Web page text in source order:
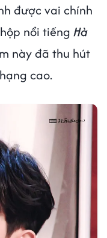
được vai chính
nổi tiếng Hà
này đã thu hút
cao.